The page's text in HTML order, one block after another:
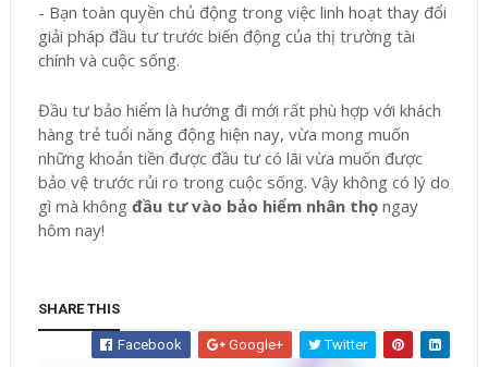
- Bạn toàn quyền chủ động trong việc linh hoạt thay đổi
giải pháp đầu tư trước biến động của thị trường tài
chính và cuộc sống.
Đầu tư bảo hiểm là hướng đi mới rất phù hợp với khách
hàng trẻ tuổi năng động hiện nay, vừa mong muốn
những khoản tiền được đầu tư có lãi vừa muốn được
bảo vệ trước rủi ro trong cuộc sống. Vậy không có lý do
gì mà không đầu tư vào bảo hiểm nhân thọngay
hôm nay!
SHARE THIS
Facebook Google+ Twitter